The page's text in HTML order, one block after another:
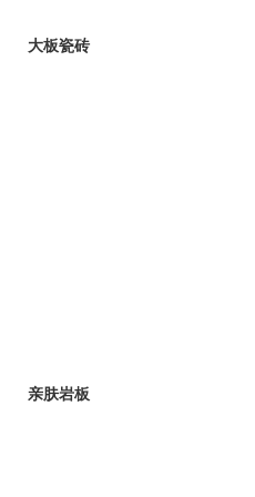
大板瓷砖
亲肤岩板